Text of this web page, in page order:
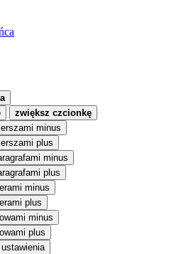
zwiększ czcionkę
minus
plus
minus
plus
minus
plus
minus
plus